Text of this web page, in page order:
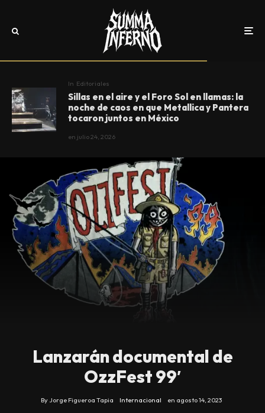
In Editoriales
Sillas en el aire y el Foro Sol en llamas: la
noche de caos en que Metallica y Pantera
tocaron juntos en México
en julio 24, 2026
Lanzarán documental de
OzzFest 99′
By Jorge Figueroa Tapia Internacional en agosto 14, 2023